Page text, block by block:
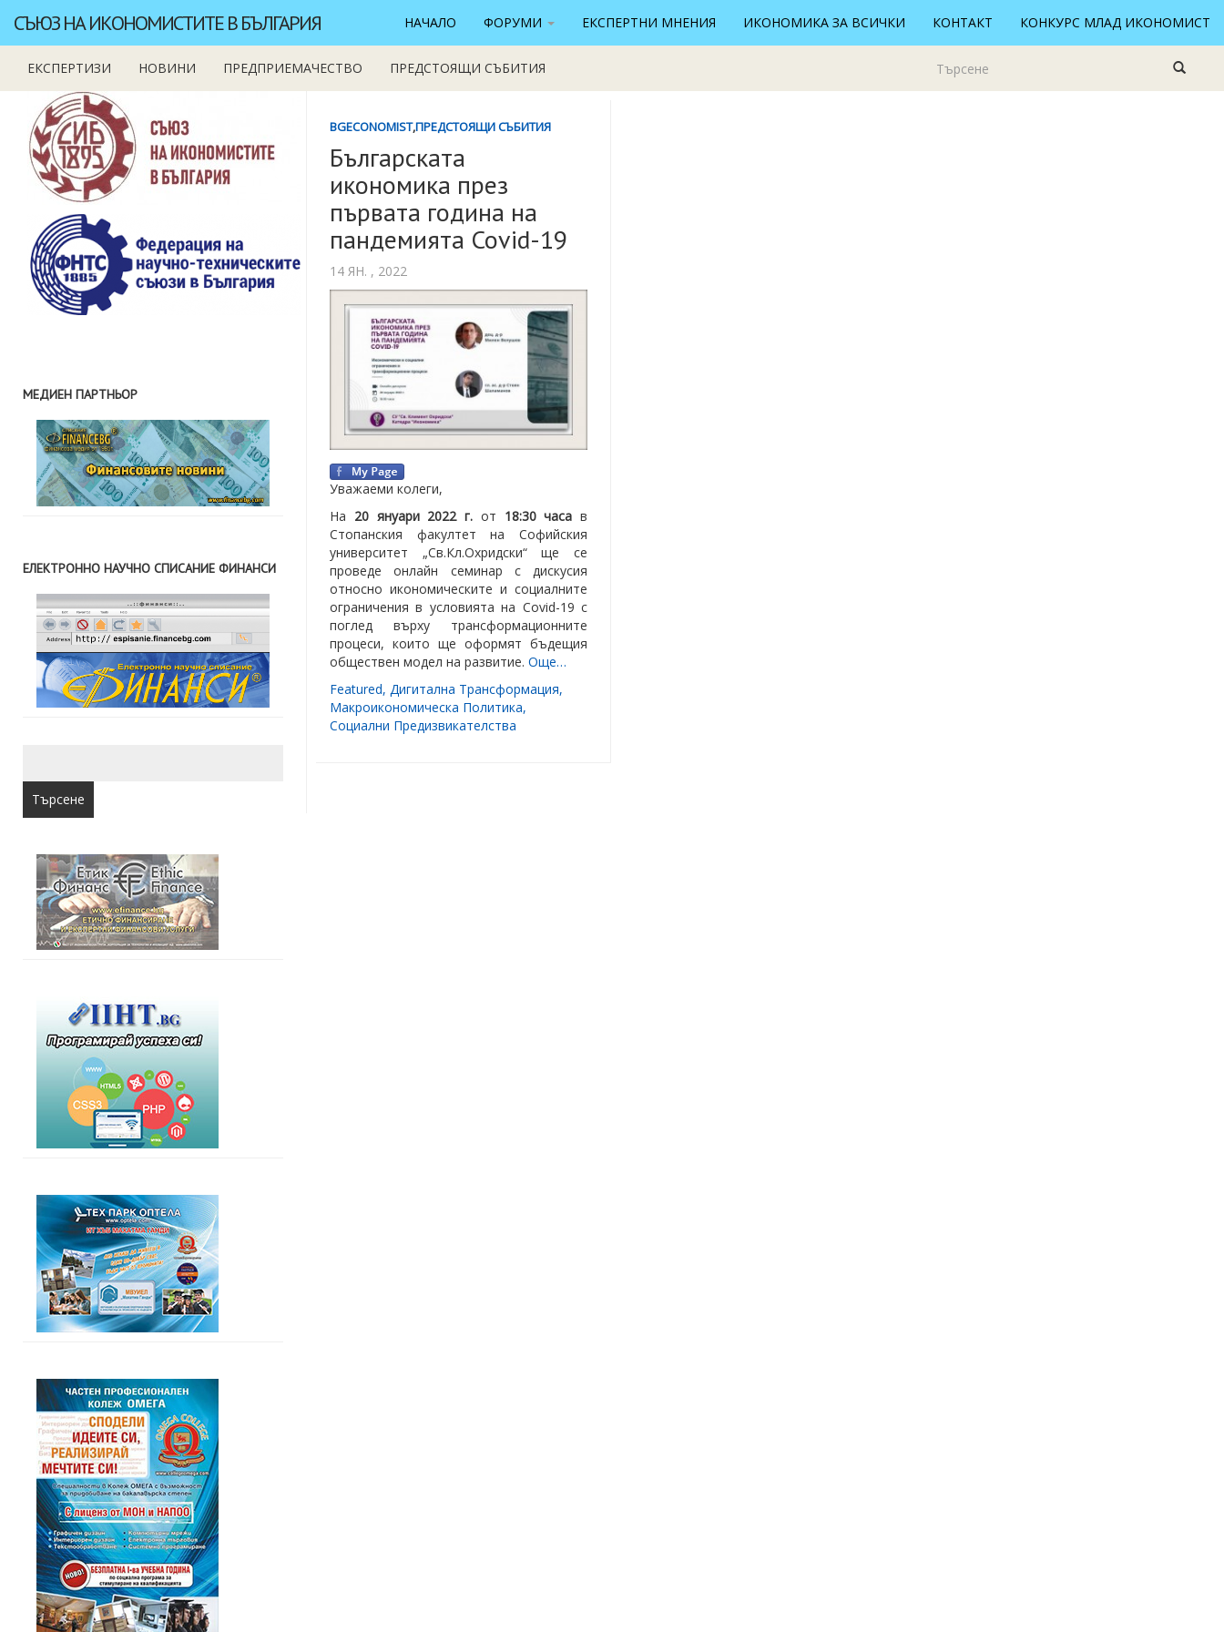
СЪЮЗ НА ИКОНОМИСТИТЕ В БЪЛГАРИЯ НАЧАЛО ФОРУМИ ЕКСПЕРТНИ МНЕНИЯ ИКОНОМИКА ЗА ВСИЧКИ КОНТАКТ КОНКУРС МЛАД ИКОНОМИСТ
ЕКСПЕРТИЗИ НОВИНИ ПРЕДПРИЕМАЧЕСТВО ПРЕДСТОЯЩИ СЪБИТИЯ
BGECONOMIST,ПРЕДСТОЯЩИ СЪБИТИЯ
Българската
икономика през
първата година на
пандемията Covid-19
14 ЯН. , 2022
Уважаеми колеги,
На 20 януари 2022 г. от 18:30 часа в
Стопанския факултет на Софийския
университет „Св.Кл.Охридски“ ще се
проведе онлайн семинар с дискусия
относно икономическите и социалните
ограничения в условията на Covid-19 с
поглед върху трансформационните
процеси, които ще оформят бъдещия
обществен модел на развитие. Още…
Featured, Дигитална Трансформация,
Макроикономическа Политика,
Социални Предизвикателства
МЕДИЕН ПАРТНЬОР
ЕЛЕКТРОННО НАУЧНО СПИСАНИЕ ФИНАНСИ